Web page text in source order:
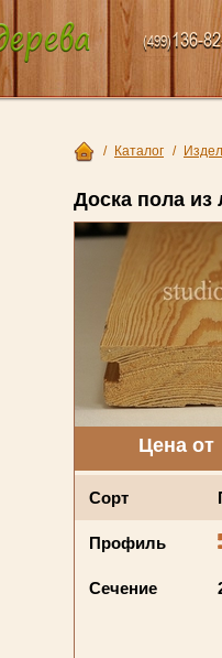
(499)136-
/ Каталог /
Доска пола из
Цена от
Сорт
Профиль
Сечение